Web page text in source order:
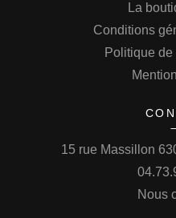
La
Conditions
Politique
15 rue Massillon
Nous